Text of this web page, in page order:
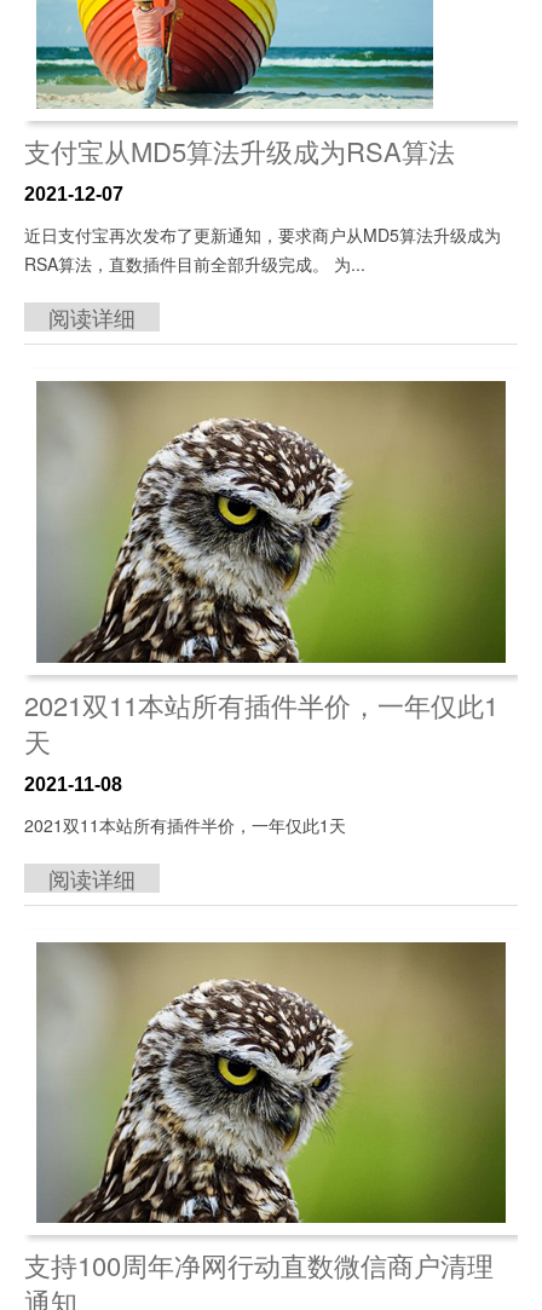
支付宝从MD5算法升级成为RSA算法
2021-12-07
近日支付宝再次发布了更新通知，要求商户从MD5算法升级成为
RSA算法，直数插件目前全部升级完成。 为...
阅读详细
2021双11本站所有插件半价，一年仅此1
天
2021-11-08
2021双11本站所有插件半价，一年仅此1天
阅读详细
支持100周年净网行动直数微信商户清理
通知